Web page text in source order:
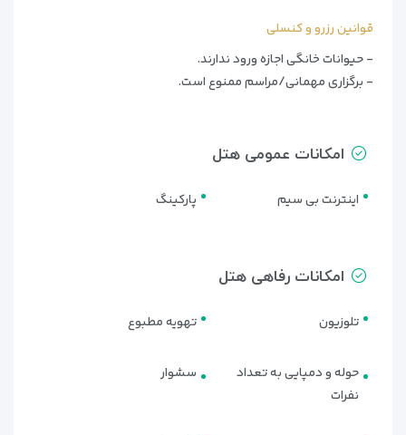
قوانین رزرو و کنسلی
- حیوانات خانگی اجازه ورود ندارند.
- برگزاری مهمانی/مراسم ممنوع است.
امکانات عمومی هتل
اینترنت بی سیم پارکینگ
امکانات رفاهی هتل
تلوزیون تهویه مطبوع
حوله و دمپایی به تعداد
نفرات
سشوار